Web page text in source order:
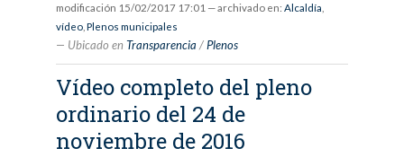
modificación 15/02/2017 17:01 — archivado en: Alcaldía
vídeo, Plenos municipales
Ubicado en Transparencia /Plenos
Vídeo completo del pleno
ordinario del 24 de
noviembre de 2016